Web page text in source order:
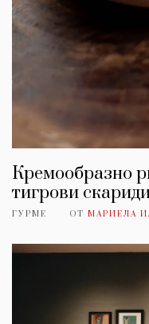
Кремообразно
тигрови
ГУРМЕ ОТ МАРИЕЛА